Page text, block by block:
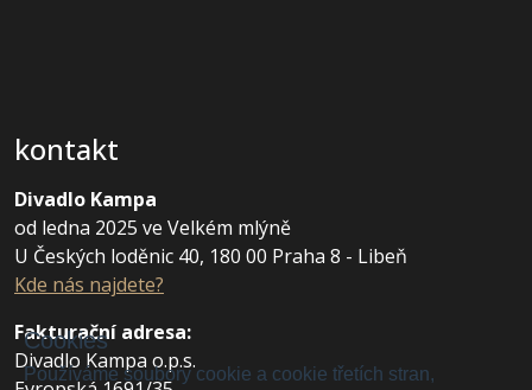
kontakt
Divadlo Kampa
od ledna 2025 ve Velkém mlýně
U Českých loděnic 40, 180 00 Praha 8 - Libeň
Kde nás najdete?
Fakturační adresa:
Divadlo Kampa o.p.s.
Cookies
Používáme soubory cookie a cookie třetích stran,